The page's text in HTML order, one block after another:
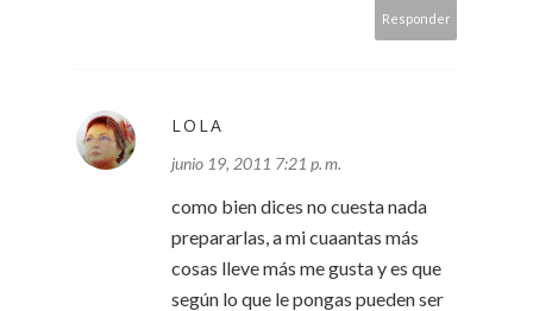
Responder
LOLA
junio 19, 2011 7:21 p. m.
como bien dices no cuesta nada
prepararlas, a mi cuaantas más
cosas lleve más me gusta y es que
según lo que le pongas pueden ser